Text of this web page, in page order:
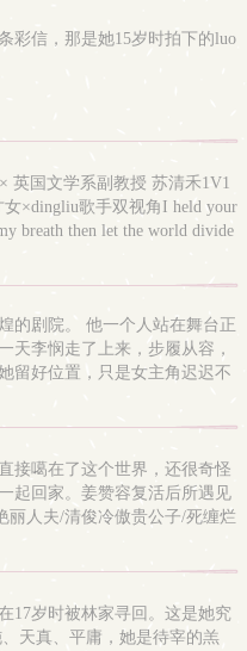
始会告知是谁的视角，谁与
叙述，其他线都是单视角。男
有少量的被其他人上。
彩信，那是她15岁时拍下的luo
英国文学系副教授 苏清禾1V1
×dingliu歌手双视角I held your
breath then let the world divide
少时，A大校园里，乐队主唱
赋、擅长钢琴，为他写下定
他倾尽少年ai意，两人成为彼
清禾创作的歌曲获美国唱片公
远距与年少误解，最终让两
人深qing未改，一人心门jin
回tou，是成熟后不愿再错过彼
唯一的心动。推荐大家听
Breath Away
的剧院。 他一个人站在舞台正
天李悯走了上来，步履从容，
留好位置，只是女主角迟迟不
于弟弟会有对李悯的单向感
果有问题我会改本文节奏偏
接噶在了这个世界，还很奇怪
起回家。姜赞容复活后所遇见
丽人夫/清俊冷傲贵公子/死缠烂
17岁时被林家寻回。这是她究
天真、平庸，她是待宰的羔